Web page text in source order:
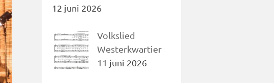
12 juni 2026
Volkslied
Westerkwartier
11 juni 2026